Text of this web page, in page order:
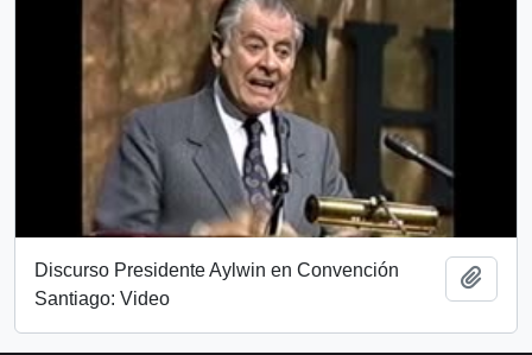
Discurso Presidente Aylwin en Convención
Santiago: Video